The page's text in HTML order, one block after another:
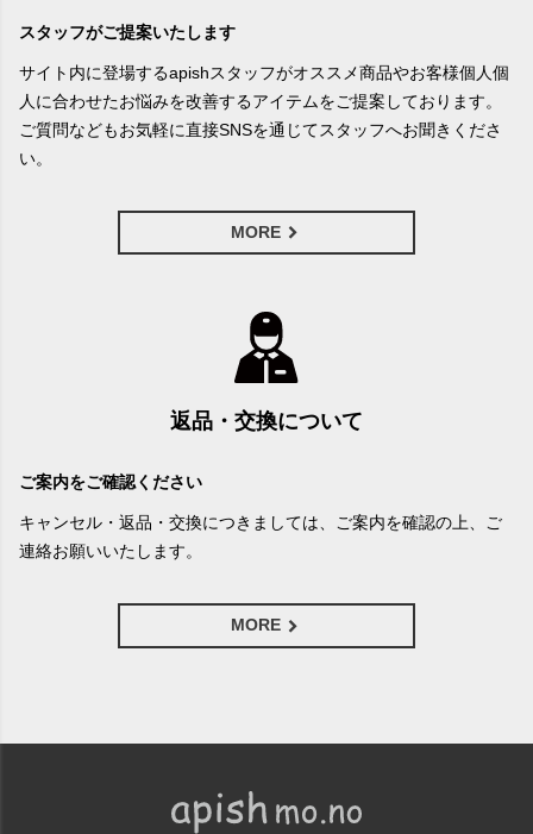
スタッフがご提案いたします
サイト内に登場するapishスタッフがオススメ商品やお客様個人個
人に合わせたお悩みを改善するアイテムをご提案しております。
ご質問などもお気軽に直接SNSを通じてスタッフへお聞きくださ
い。
MORE
返品・交換について
ご案内をご確認ください
キャンセル・返品・交換につきましては、ご案内を確認の上、ご
連絡お願いいたします。
MORE